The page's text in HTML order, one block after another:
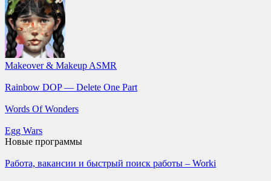
Makeover & Makeup ASMR
Rainbow DOP — Delete One Part
Words Of Wonders
Egg Wars
Новые программы
Работа, вакансии и быстрый поиск работы – Worki